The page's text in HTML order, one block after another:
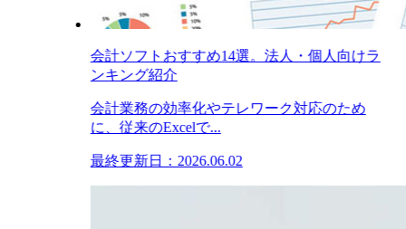
会計ソフトおすすめ14選。法人・個人向けラ
ンキング紹介
会計業務の効率化やテレワーク対応のため
に、従来のExcelで...
最終更新日：2026.06.02